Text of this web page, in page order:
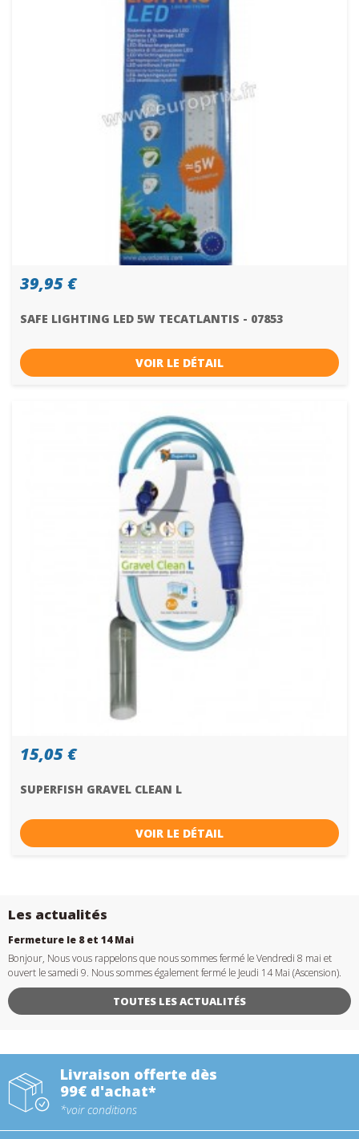
39,95 €
SAFE LIGHTING LED 5W TECATLANTIS - 07853
VOIR LE DÉTAIL
15,05 €
SUPERFISH GRAVEL CLEAN L
VOIR LE DÉTAIL
Les actualités
Fermeture le 8 et 14 Mai
Bonjour, Nous vous rappelons que nous sommes fermé le Vendredi 8 mai et
ouvert le samedi 9. Nous sommes également fermé le Jeudi 14 Mai (Ascension).
TOUTES LES ACTUALITÉS
Livraison offerte dès
99€ d'achat*
*voir conditions